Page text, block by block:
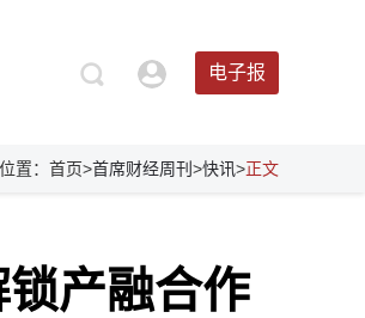
电子报
置：首页>首席财经周刊 >快讯>正文
产融合作